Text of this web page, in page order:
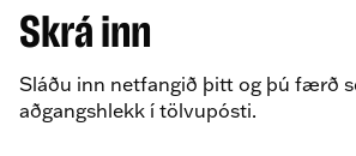
Skrá inn
Sláðu inn netfangið þitt og þú færð
aðgangshlekk í tölvupósti.